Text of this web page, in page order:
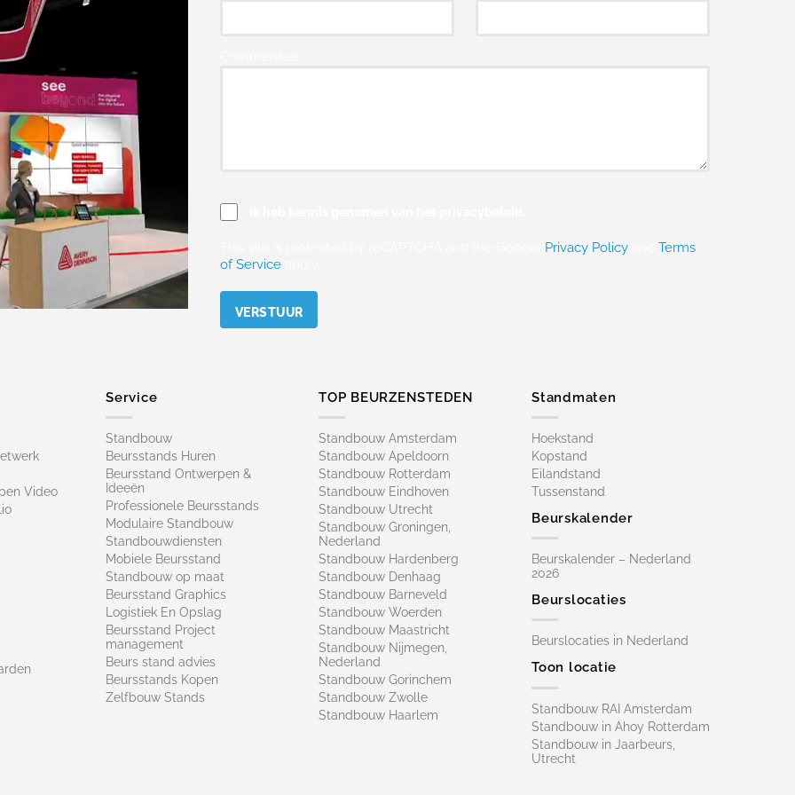
Privacy Policy
Terms
of Service
Video
Service
Standbouw
Beursstands Huren
Beursstand Ontwerpen &
Ideeën
Professionele Beursstands
Modulaire Standbouw
Standbouwdiensten
Mobiele Beursstand
Standbouw op maat​
Beursstand Graphics
Logistiek En Opslag
Beursstand Project
management
Beurs stand advies
Beursstands Kopen
Zelfbouw Stands
TOP BEURZENSTEDEN
Standbouw Amsterdam
Standbouw Apeldoorn
Standbouw Rotterdam
Standbouw Eindhoven
Standbouw Utrecht
Standbouw Groningen,
Nederland
Standbouw Hardenberg
Standbouw Denhaag
Standbouw Barneveld
Standbouw Woerden
Standbouw Maastricht
Standbouw Nijmegen,
Nederland
Standbouw Gorinchem
Standbouw Zwolle
Standbouw Haarlem
Standmaten
Hoekstand
Kopstand
Eilandstand
Tussenstand
Beurskalender
Beurskalender – Nederland
2026
Beurslocaties
Beurslocaties in Nederland
Toon locatie
Standbouw RAI Amsterdam
Standbouw in Ahoy Rotterdam
Standbouw in Jaarbeurs,
Utrecht